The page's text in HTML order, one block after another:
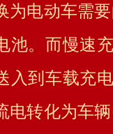
为电动车需
池。而慢速
入到车载充
电转化为车